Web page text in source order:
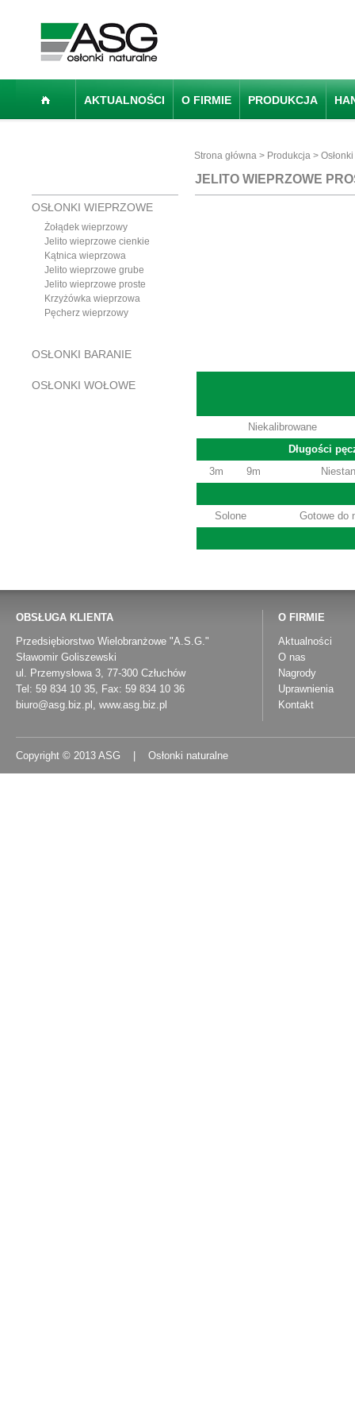
AKTUALNOŚCI O FIRMIE PRODUKCJA
OSŁONKI WIEPRZOWE
Żołądek wieprzowy
Jelito wieprzowe cienkie
Kątnica wieprzowa
Jelito wieprzowe grube
Jelito wieprzowe proste
Krzyżówka wieprzowa
Pęcherz wieprzowy
OSŁONKI BARANIE
OSŁONKI WOŁOWE
Strona główna > Produkcja >
JELITO WIEPRZOWE
Niekalibrowane
Długości
3m
9m
Solone Gotowe do
OBSŁUGA KLIENTA
Przedsiębiorstwo Wielobranżowe "A.S.G."
Sławomir Goliszewski
ul. Przemysłowa 3, 77-300 Człuchów
Tel: 59 834 10 35, Fax: 59 834 10 36
biuro@asg.biz.pl , www.asg.biz.pl
O FIRMIE
Aktualności
O nas
Nagrody
Uprawnienia
Kontakt
Copyright © 2013 ASG | Osłonki naturalne